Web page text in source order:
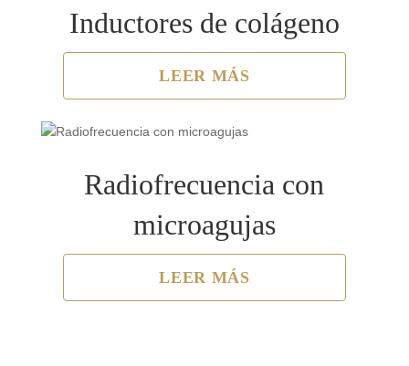
Inductores de colágeno
LEER MÁS
Radiofrecuencia con
microagujas
LEER MÁS